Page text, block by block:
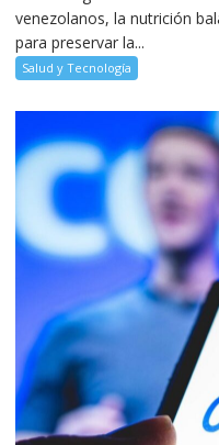
venezolanos, la nutrición
para preservar la...
Salud y Tecnología